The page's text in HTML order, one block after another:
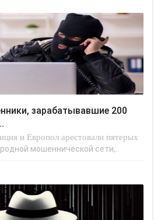
и Европол арестовали пятерых
мошеннической сети,..